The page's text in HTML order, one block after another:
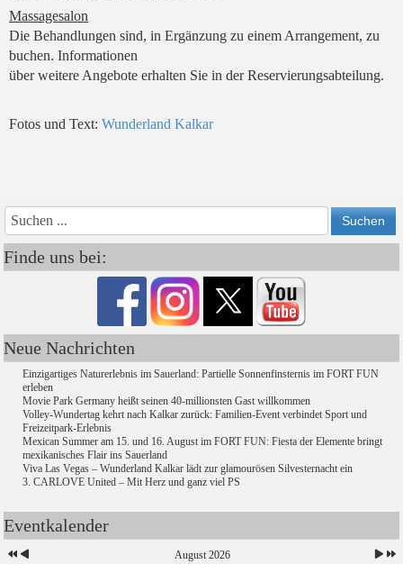
Massagesalon
Die Behandlungen sind, in Ergänzung zu einem Arrangement, zu
buchen. Informationen
über weitere Angebote erhalten Sie in der Reservierungsabteilung.
Fotos und Text: Wunderland Kalkar
Finde uns bei:
Neue Nachrichten
Einzigartiges Naturerlebnis im Sauerland: Partielle Sonnenfinsternis im FORT FUN
erleben
Movie Park Germany heißt seinen 40-millionsten Gast willkommen
Volley-Wundertag kehrt nach Kalkar zurück: Familien-Event verbindet Sport und
Freizeitpark-Erlebnis
Mexican Summer am 15. und 16. August im FORT FUN: Fiesta der Elemente bringt
mexikanisches Flair ins Sauerland
Viva Las Vegas – Wunderland Kalkar lädt zur glamourösen Silvesternacht ein
3. CARLOVE United – Mit Herz und ganz viel PS
Eventkalender
Jahr Monat
Jahr
Monat
August 2026